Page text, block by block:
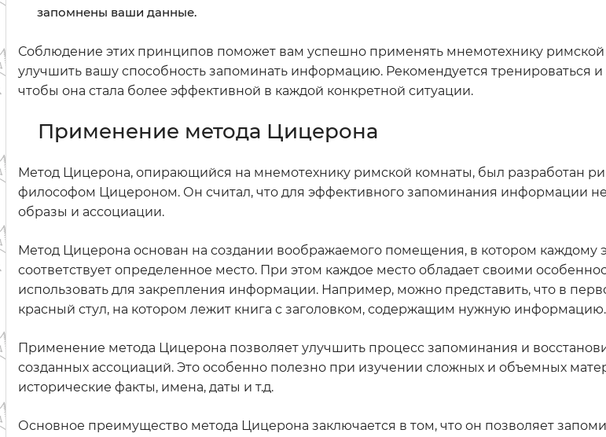
запомнены ваши данные.
Соблюдение этих принципов поможет вам успешно применять мнемотехнику римской
улучшить вашу способность запоминать информацию. Рекомендуется тренироваться и
чтобы она стала более эффективной в каждой конкретной ситуации.
Применение метода Цицерона
Метод Цицерона, опирающийся на мнемотехнику римской комнаты, был разработан
философом Цицероном. Он считал, что для эффективного запоминания информации
образы и ассоциации.
Метод Цицерона основан на создании воображаемого помещения, в котором каждому
соответствует определенное место. При этом каждое место обладает своими
использовать для закрепления информации. Например, можно представить, что в
красный стул, на котором лежит книга с заголовком, содержащим нужную информацию.
Применение метода Цицерона позволяет улучшить процесс запоминания и
созданных ассоциаций. Это особенно полезно при изучении сложных и объемных
исторические факты, имена, даты и т.д.
Основное преимущество метода Цицерона заключается в том, что он позволяет